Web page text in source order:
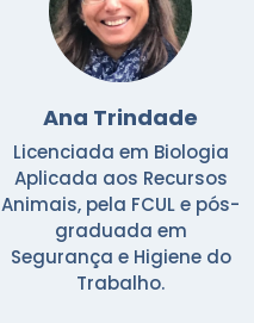
Ana Trindade
Licenciada em Biologia
Aplicada aos Recursos
Animais, pela FCUL e pós-
graduada em
Segurança e Higiene do
Trabalho.